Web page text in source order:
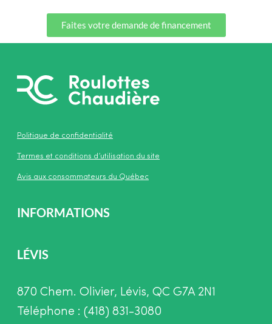
Faites votre demande de financement
Politique de confidentialité
Termes et conditions d’utilisation du site
Avis aux consommateurs du Québec
INFORMATIONS
LÉVIS
870 Chem. Olivier, Lévis, QC G7A 2N1
Téléphone : (418) 831-3080